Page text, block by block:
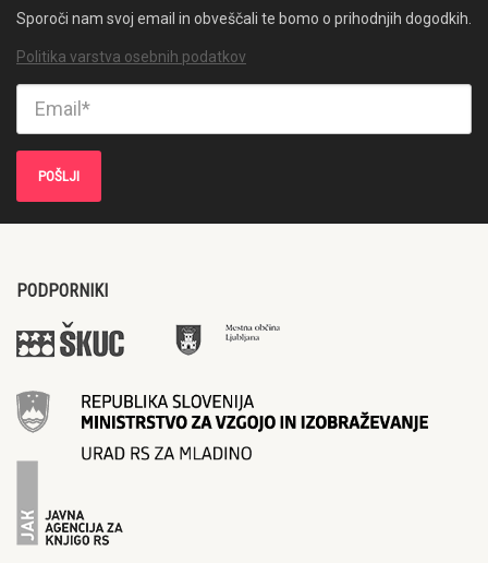
Sporoči nam svoj email in obveščali te bomo o prihodnjih dogodkih.
Politika varstva osebnih podatkov
PODPORNIKI